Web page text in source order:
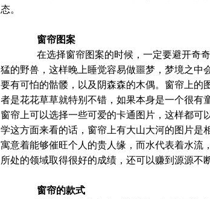
态。
窗帘图案
在选择窗帘图案的时候，一定要避开奇奇
猛的野兽，这样晚上睡觉容易做噩梦，梦境之中
要有可怕的骷髅，以及阴森森的木偶。窗帘上的
者是花花草草就特别不错，如果本身是一个很有
窗帘上可以选择一些可爱的卡通图片，这样都可
学这方面来看的话，窗帘上有大山大河的图片是
寓意着能够催旺个人的贵人缘，而水代表着水流
所处的领域取得很好的成绩，还可以赚到源源不
窗帘的款式